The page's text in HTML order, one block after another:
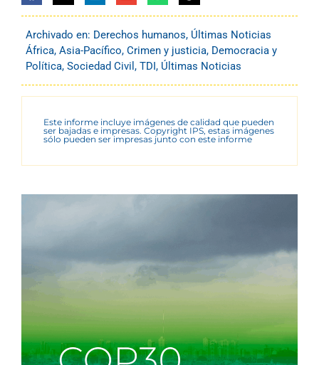
Archivado en: Derechos humanos, Últimas Noticias
África, Asia-Pacífico, Crimen y justicia, Democracia y
Política, Sociedad Civil , TDI, Últimas Noticias
Este informe incluye imágenes de calidad que pueden
ser bajadas e impresas. Copyright IPS, estas imágenes
sólo pueden ser impresas junto con este informe